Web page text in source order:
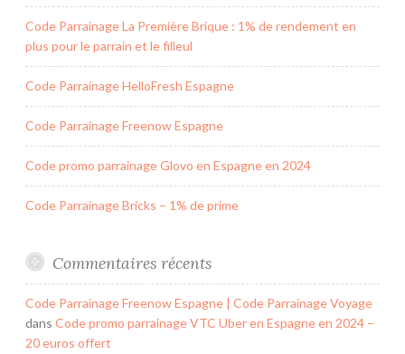
Code Parrainage La Première Brique : 1% de rendement en
plus pour le parrain et le filleul
Code Parrainage HelloFresh Espagne
Code Parrainage Freenow Espagne
Code promo parrainage Glovo en Espagne en 2024
Code Parrainage Bricks – 1% de prime
Commentaires récents
Code Parrainage Freenow Espagne | Code Parrainage Voyage
dans Code promo parrainage VTC Uber en Espagne en 2024 –
20 euros offert